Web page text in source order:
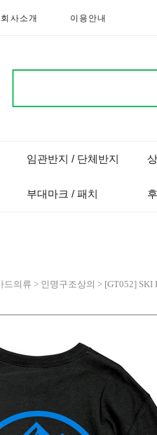
회사소개 이용안내
임관반지 / 단체반지
부대마크 / 패치
드의류 > 인명구조상의 > [GT052] SKI